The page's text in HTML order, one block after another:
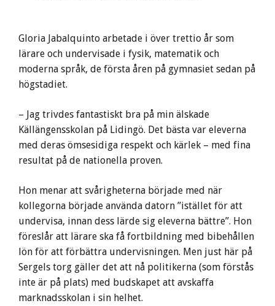
Gloria Jabalquinto arbetade i över trettio år som
lärare och undervisade i fysik, matematik och
moderna språk, de första åren på gymnasiet sedan på
högstadiet.
– Jag trivdes fantastiskt bra på min älskade
Källängensskolan på Lidingö. Det bästa var eleverna
med deras ömsesidiga respekt och kärlek – med fina
resultat på de nationella proven.
Hon menar att svårigheterna började med när
kollegorna började använda datorn ”istället för att
undervisa, innan dess lärde sig eleverna bättre”. Hon
föreslår att lärare ska få fortbildning med bibehållen
lön för att förbättra undervisningen. Men just här på
Sergels torg gäller det att nå politikerna (som förstås
inte är på plats) med budskapet att avskaffa
marknadsskolan i sin helhet.